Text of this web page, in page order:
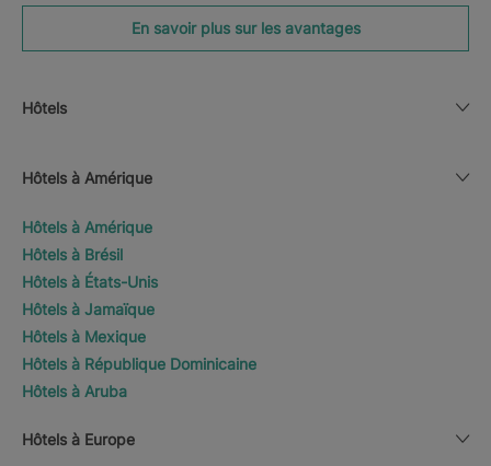
En savoir plus sur les avantages
Hôtels
Hôtels à Amérique
Hôtels à Amérique
Hôtels à Brésil
Hôtels à États-Unis
Hôtels à Jamaïque
Hôtels à Mexique
Hôtels à République Dominicaine
Hôtels à Aruba
Hôtels à Europe